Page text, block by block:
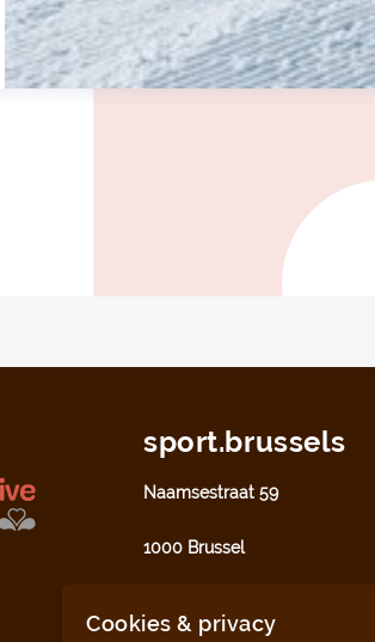
sport.brussels
Naamsestraat 59
1000 Brussel
Cookies & privacy